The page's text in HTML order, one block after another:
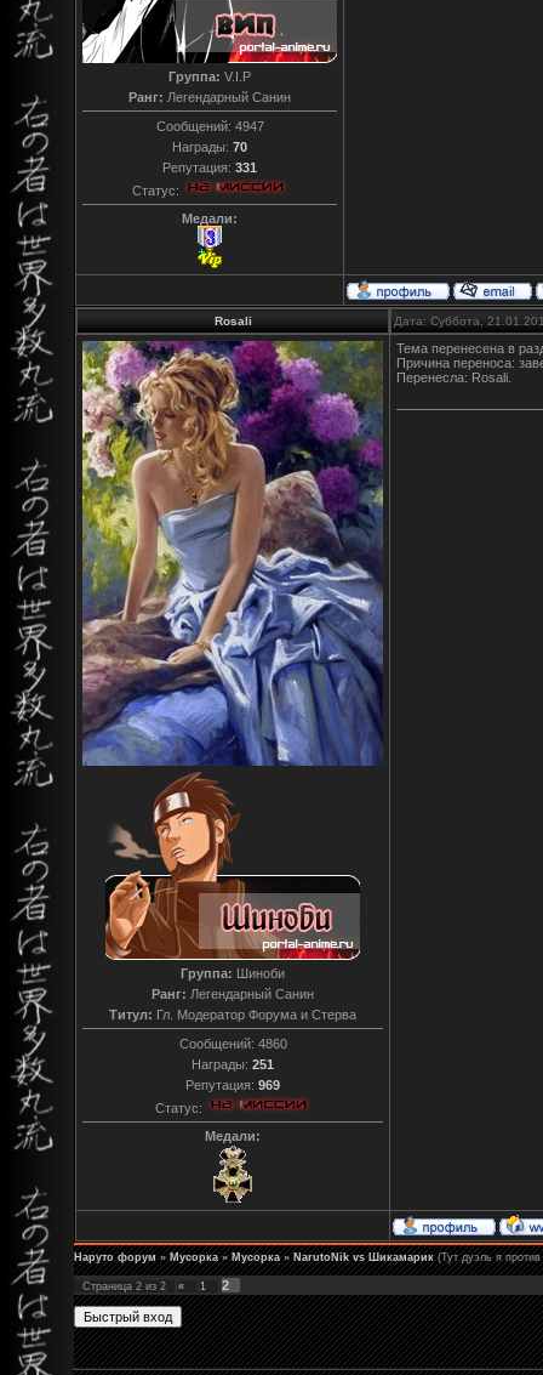
Группа: V.I.P
Ранг: Легендарный Санин
Сообщений: 4947
Награды: 70
Репутация: 331
Статус:
Медали:
Rosali Дата: Суббота,
Группа: Шиноби
Ранг: Легендарный Санин
Титул: Гл. Модератор Форума и Стерва
Сообщений: 4860
Награды: 251
Репутация: 969
Статус:
Медали:
Тема перенесена в
Причина переноса:
Перенесла: Rosali.
Наруто форум » Мусорка » Мусорка » NarutoNik vs Шикамарик (Тут дуэль я
Страница 2 из 2 « 1 2